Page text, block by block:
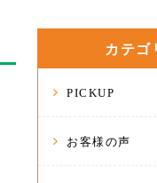
カテゴ
PICKUP
お客様の声